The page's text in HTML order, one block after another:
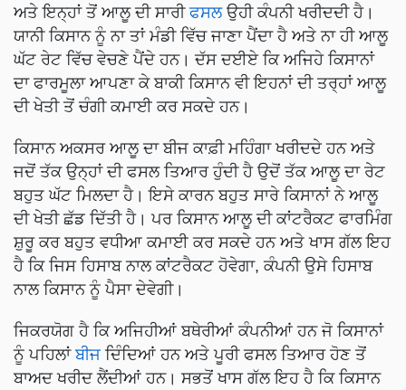
ਅਤੇ ਇਨ੍ਹਾਂ ਤੋਂ ਆਲੂ ਦੀ ਸਾਰੀ ਫਸਲਉਹੀ ਕੰਪਨੀ ਖਰੀਦਦੀ ਹੈ।
ਯਾਨੀ ਕਿਸਾਨ ਨੂੰ ਨਾ ਤਾਂ ਮੰਡੀ ਵਿੱਚ ਜਾਣਾ ਪੈਂਦਾ ਹੈ ਅਤੇ ਨਾ ਹੀ ਆਲੂ
ਘੱਟ ਰੇਟ ਵਿੱਚ ਵੇਚਣੇ ਪੈਂਦੇ ਹਨ। ਦੱਸ ਦਈਏ ਕਿ ਅਜਿਹੇ ਕਿਸਾਨਾਂ
ਦਾ ਫਾਰਮੂਲਾ ਆਪਣਾ ਕੇ ਬਾਕੀ ਕਿਸਾਨ ਵੀ ਇਹਨਾਂ ਦੀ ਤਰ੍ਹਾਂ ਆਲੂ
ਦੀ ਖੇਤੀ ਤੋਂ ਚੰਗੀ ਕਮਾਈ ਕਰ ਸਕਦੇ ਹਨ।
ਕਿਸਾਨ ਅਕਸਰ ਆਲੂ ਦਾ ਬੀਜ ਕਾਫ਼ੀ ਮਹਿੰਗਾ ਖਰੀਦਦੇ ਹਨ ਅਤੇ
ਜਦੋਂ ਤੱਕ ਉਨ੍ਹਾਂ ਦੀ ਫਸਲ ਤਿਆਰ ਹੁੰਦੀ ਹੈ ਉਦੋਂ ਤੱਕ ਆਲੂ ਦਾ ਰੇਟ
ਬਹੁਤ ਘੱਟ ਮਿਲਦਾ ਹੈ। ਇਸੇ ਕਾਰਨ ਬਹੁਤ ਸਾਰੇ ਕਿਸਾਨਾਂ ਨੇ ਆਲੂ
ਦੀ ਖੇਤੀ ਛੱਡ ਦਿੱਤੀ ਹੈ। ਪਰ ਕਿਸਾਨ ਆਲੂ ਦੀ ਕਾਂਟਰੈਕਟ ਫਾਰਮਿੰਗ
ਸ਼ੁਰੂ ਕਰ ਬਹੁਤ ਵਧੀਆ ਕਮਾਈ ਕਰ ਸਕਦੇ ਹਨ ਅਤੇ ਖਾਸ ਗੱਲ ਇਹ
ਹੈ ਕਿ ਜਿਸ ਹਿਸਾਬ ਨਾਲ ਕਾਂਟਰੈਕਟ ਹੋਵੇਗਾ, ਕੰਪਨੀ ਉਸੇ ਹਿਸਾਬ
ਨਾਲ ਕਿਸਾਨ ਨੂੰ ਪੈਸਾ ਦੇਵੇਗੀ।
ਜਿਕਰਯੋਗ ਹੈ ਕਿ ਅਜਿਹੀਆਂ ਬਥੇਰੀਆਂ ਕੰਪਨੀਆਂ ਹਨ ਜੋ ਕਿਸਾਨਾਂ
ਨੂੰ ਪਹਿਲਾਂਬੀਜ ਦਿੰਦਿਆਂ ਹਨ ਅਤੇ ਪੂਰੀ ਫਸਲ ਤਿਆਰ ਹੋਣ ਤੋਂ
ਬਾਅਦ ਖਰੀਦ ਲੈਂਦੀਆਂ ਹਨ। ਸਭਤੋਂ ਖਾਸ ਗੱਲ ਇਹ ਹੈ ਕਿ ਕਿਸਾਨ